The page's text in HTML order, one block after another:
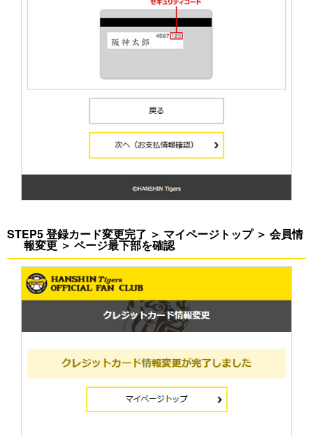
STEP5 登録カード変更完了 ＞ マイページトップ ＞ 会員情
報変更 ＞ ページ最下部を確認